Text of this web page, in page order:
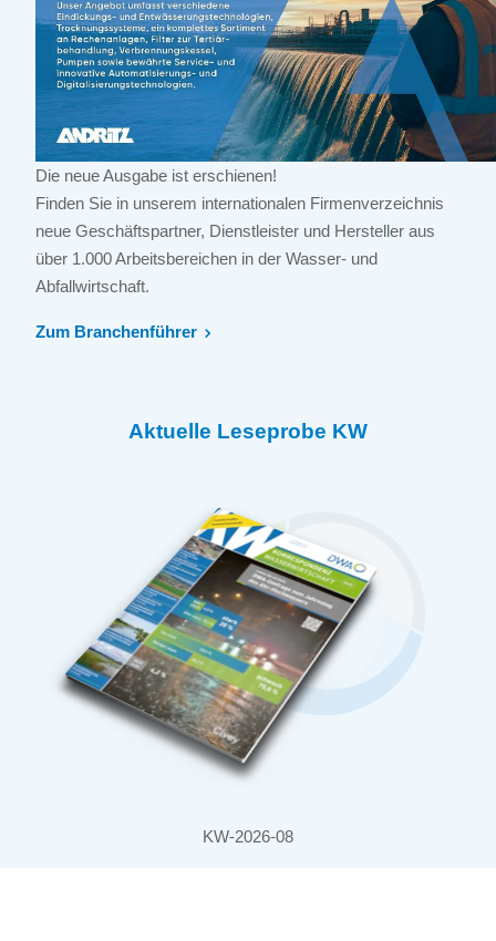
Die neue Ausgabe ist erschienen!
Finden Sie in unserem internationalen Firmenverzeichnis
neue Geschäftspartner, Dienstleister und Hersteller aus
über 1.000 Arbeitsbereichen in der Wasser- und
Abfallwirtschaft.
Zum Branchenführer
Aktuelle Leseprobe KW
KW-2026-08